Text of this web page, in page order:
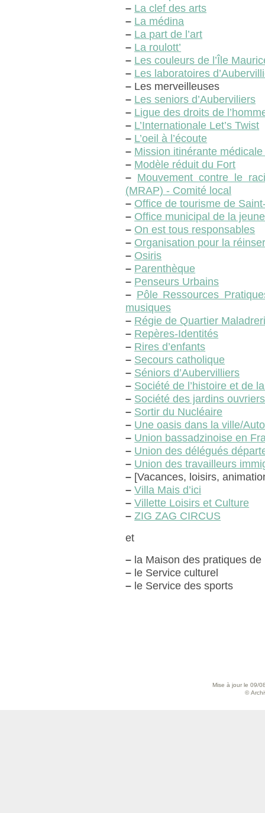
– La clef des arts
– La médina
– La part de l’art
– La roulott’
– Les couleurs de l’Île
– Les laboratoires
– Les merveilleuses
– Les seniors d’Auberviliers
– Ligue des droits de
– L’Internationale Let’s Twist
– L’oeil à l’écoute
– Mission itinérante
– Modèle réduit du Fort
– Mouvement contre le
(MRAP) - Comité local
– Office de tourisme de
– Office municipal de la
– On est tous responsables
– Organisation pour la
– Osiris
– Parenthèque
– Penseurs Urbains
– Pôle Ressources
musiques
– Régie de Quartier
– Repères-Identités
– Rires d’enfants
– Secours catholique
– Séniors d’Aubervilliers
– Société de l’histoire et de
– Société des jardins
– Sortir du Nucléaire
– Une oasis dans la ville/
– Union bassadzinoise en
– Union des délégués
– Union des travailleurs
– [Vacances, loisirs,
– Villa Mais d’ici
– Villette Loisirs et Culture
– ZIG ZAG CIRCUS
et
– la Maison des pratiques
– le Service culturel
– le Service des sports
Mise à jour le 09/
©